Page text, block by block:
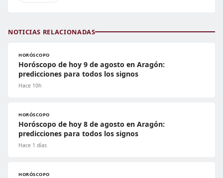
NOTICIAS RELACIONADAS
HORÓSCOPO
Horóscopo de hoy 9 de agosto en Aragón:
predicciones para todos los signos
Hace 10h
HORÓSCOPO
Horóscopo de hoy 8 de agosto en Aragón:
predicciones para todos los signos
Hace 1 días
HORÓSCOPO